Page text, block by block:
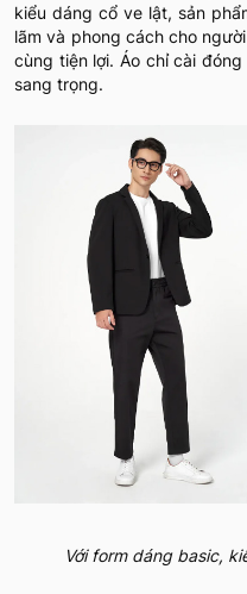
kiểu dáng cổ ve lật, sản
lãm và phong cách cho
cùng tiện lợi. Áo chỉ cài
sang trọng.
Với form dáng basic,